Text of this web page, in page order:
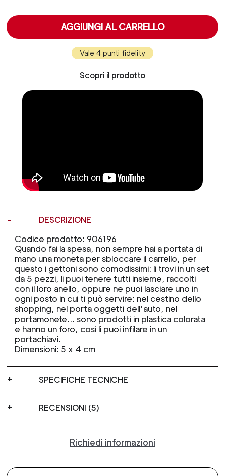
AGGIUNGI AL CARRELLO
Vale 4 punti fidelity
Scopri il prodotto
DESCRIZIONE
Codice prodotto: 906196
Quando fai la spesa, non sempre hai a portata di
mano una moneta per sbloccare il carrello, per
questo i gettoni sono comodissimi: li trovi in un set
da 5 pezzi, li puoi tenere tutti insieme, raccolti
con il loro anello, oppure ne puoi lasciare uno in
ogni posto in cui ti può servire: nel cestino dello
shopping, nel porta oggetti dell’auto, nel
portamonete... sono prodotti in plastica colorata
e hanno un foro, così li puoi infilare in un
portachiavi.
Dimensioni: 5 x 4 cm
SPECIFICHE TECNICHE
RECENSIONI (5)
Richiedi informazioni